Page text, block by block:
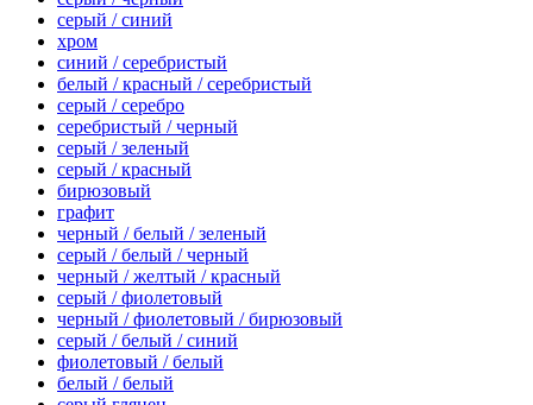
серый / синий
хром
синий / серебристый
белый / красный / серебристый
серый / серебро
серебристый / черный
серый / зеленый
серый / красный
бирюзовый
графит
черный / белый / зеленый
серый / белый / черный
черный / желтый / красный
серый / фиолетовый
черный / фиолетовый / бирюзовый
серый / белый / синий
фиолетовый / белый
белый / белый